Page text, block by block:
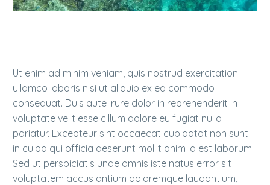
Ut enim ad minim veniam, quis nostrud exercitation
ullamco laboris nisi ut aliquip ex ea commodo
consequat. Duis aute irure dolor in reprehenderit in
voluptate velit esse cillum dolore eu fugiat nulla
pariatur. Excepteur sint occaecat cupidatat non sunt
in culpa qui officia deserunt mollit anim id est laborum.
Sed ut perspiciatis unde omnis iste natus error sit
voluptatem accus antium doloremque laudantium,